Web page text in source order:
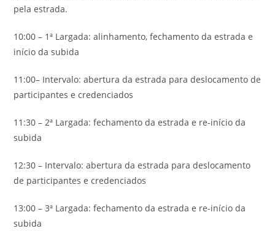
pela estrada.
10:00 – 1ª Largada: alinhamento, fechamento da estrada e
início da subida
11:00– Intervalo: abertura da estrada para deslocamento de
participantes e credenciados
11:30 – 2ª Largada: fechamento da estrada e re-início da
subida
12:30 – Intervalo: abertura da estrada para deslocamento
de participantes e credenciados
13:00 – 3ª Largada: fechamento da estrada e re-início da
subida